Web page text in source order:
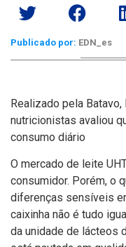
Publicado por: EDN_es
Realizado pela
nutricionistas avaliou
consumo diário
O mercado de leite
consumidor. Porém, o
diferenças sensí­veis
caixinha não é tudo
da unidade de lácteos